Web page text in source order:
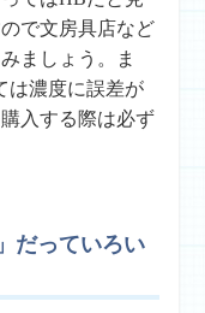
で文房具店など
ましょう。ま
は濃度に誤差が
入する際は必ず
だっていろい